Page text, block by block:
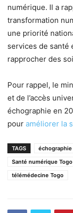
numérique. Il a
transformation
une priorité
services de santé
rapprocher des
Pour rappel, le
et de l’accès
échographie en
pour améliorer la
TAGS échographie
Santé numérique Togo
télémédecine Togo